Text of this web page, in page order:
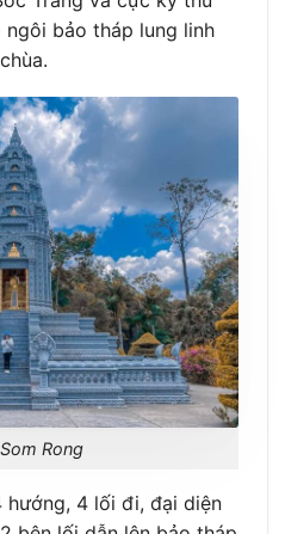
bảo tháp lung linh
Rong
hướng, 4 lối đi, đại diện